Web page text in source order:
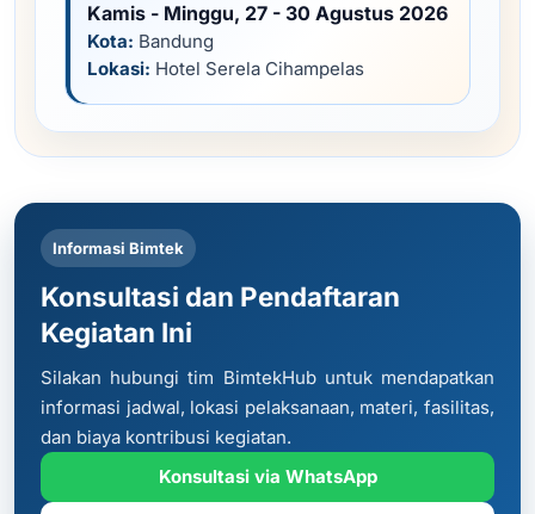
Kamis - Minggu, 27 - 30 Agustus 2026
Kota: Bandung
Lokasi: Hotel Serela Cihampelas
Informasi Bimtek
Konsultasi dan Pendaftaran
Kegiatan Ini
Silakan hubungi tim BimtekHub untuk mendapatkan
informasi jadwal, lokasi pelaksanaan, materi, fasilitas,
dan biaya kontribusi kegiatan.
Konsultasi via WhatsApp